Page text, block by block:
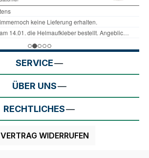
SERVICE
ÜBER UNS
RECHTLICHES
VERTRAG WIDERRUFEN